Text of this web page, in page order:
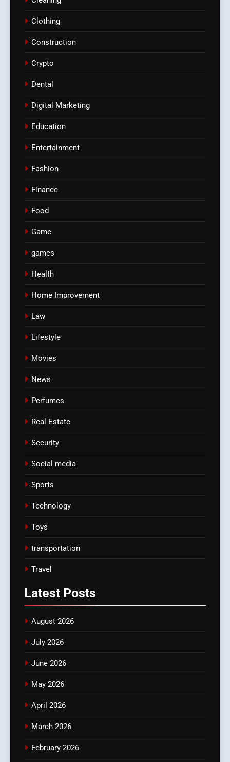
Clothing
Construction
Crypto
Dental
Digital Marketing
Education
Entertainment
Fashion
Finance
Food
Game
games
Health
Home Improvement
Law
Lifestyle
Movies
News
Perfumes
Real Estate
Security
Social media
Sports
Technology
Toys
transportation
Travel
Latest Posts
August 2026
July 2026
June 2026
May 2026
April 2026
March 2026
February 2026